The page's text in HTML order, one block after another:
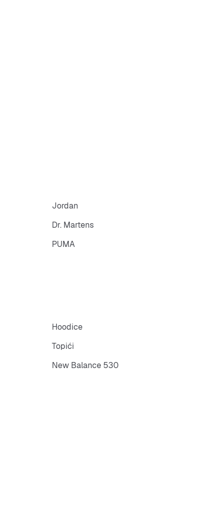
Jordan
Dr. Martens
PUMA
Hoodice
Topići
New Balance 530